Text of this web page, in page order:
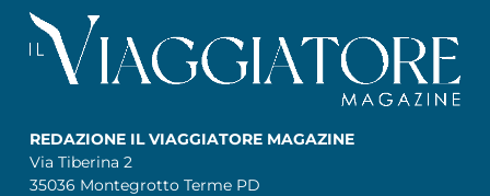
REDAZIONE IL VIAGGIATORE MAGAZINE
Via Tiberina 2
35036 Montegrotto Terme PD